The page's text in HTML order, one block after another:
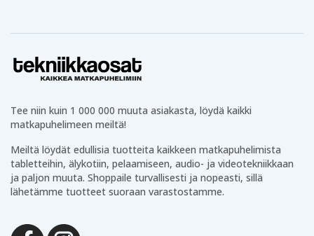
Tee niin kuin 1 000 000 muuta asiakasta, löydä kaikki
matkapuhelimeen meiltä!
Meiltä löydät edullisia tuotteita kaikkeen matkapuhelimista
tabletteihin, älykotiin, pelaamiseen, audio- ja videotekniikkaan
ja paljon muuta. Shoppaile turvallisesti ja nopeasti, sillä
lähetämme tuotteet suoraan varastostamme.